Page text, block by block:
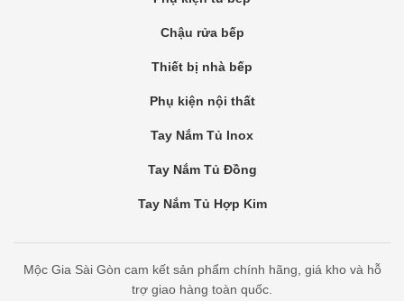
Chậu rửa bếp
Thiết bị nhà bếp
Phụ kiện nội thất
Tay Nắm Tủ Inox
Tay Nắm Tủ Đồng
Tay Nắm Tủ Hợp Kim
Mộc Gia Sài Gòn cam kết sản phẩm chính hãng, giá kho và hỗ
trợ giao hàng toàn quốc.